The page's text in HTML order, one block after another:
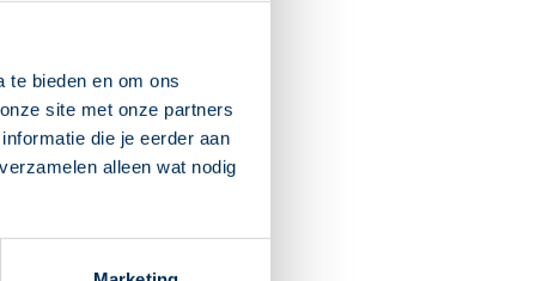
te bieden en om ons
site met onze partners
die je eerder aan
alleen wat nodig
uur.
soms pas na enkele
Verder: haaruitval,
behandeling weer